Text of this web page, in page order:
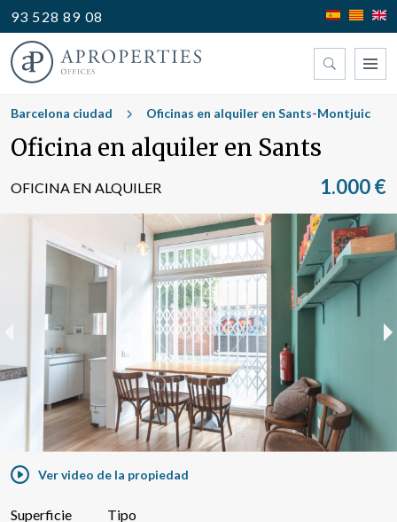
93 528 89 08
Encuentre su oficina
Tipo
Buscar por texto o referencia
Búsqueda avanzada
Barcelona ciudad Oficinas en alquiler en Sants-Montjuic
Oficina en alquiler en Sants
OFICINA EN ALQUILER 1.000 €
Ver video de la propiedad
Superficie Tipo